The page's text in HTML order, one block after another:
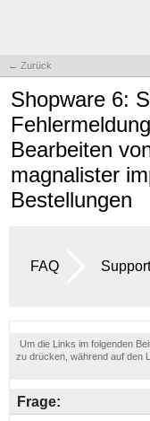
← Zurück
Shopware 6:
Bearbeiten
magnalister
Bestellungen
FAQ
Um die Links im folgenden
zu drücken, während auf den
Frage: